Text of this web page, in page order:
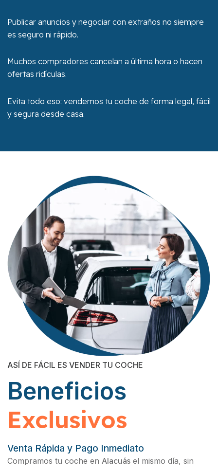
Publicar anuncios y negociar con extraños no siempre
es seguro ni rápido.
Muchos compradores cancelan a última hora o hacen
ofertas ridículas.
Evita todo eso: vendemos tu coche de forma legal, fácil
y segura desde casa.
ASÍ DE FÁCIL ES VENDER TU COCHE
Beneficios
Exclusivos
Venta Rápida y Pago Inmediato
Compramos tu coche en Alacuás el mismo día, sin